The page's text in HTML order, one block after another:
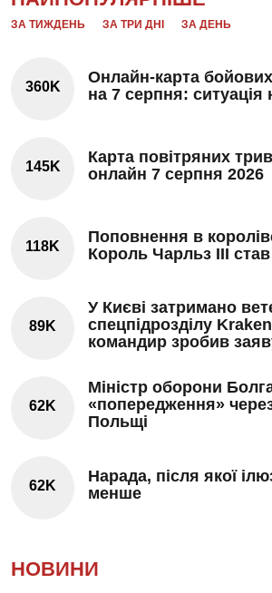
ЗА ТИЖДЕНЬ ЗА ТРИ ДНІ ЗА ДЕНЬ
360K
Онлайн-карта бойових
на 7 серпня: ситуація
145K
Карта повітряних
онлайн 7 серпня 2026
118K
Поповнення в
Король Чарльз III став
89K
У Києві затримано
спецпідрозділу
командир зробив
62K
Міністр оборони
«попередження»
Польщі
62K
Нарада, після якої
менше
НОВИНИ